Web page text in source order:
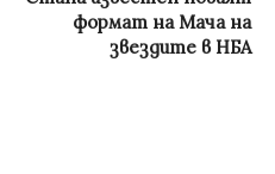
формат на Мача на
звездите в НБА